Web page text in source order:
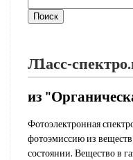
Л1асс-
из
Фотоэлектронная
фотоэмиссию из
состоянии. Вещество в